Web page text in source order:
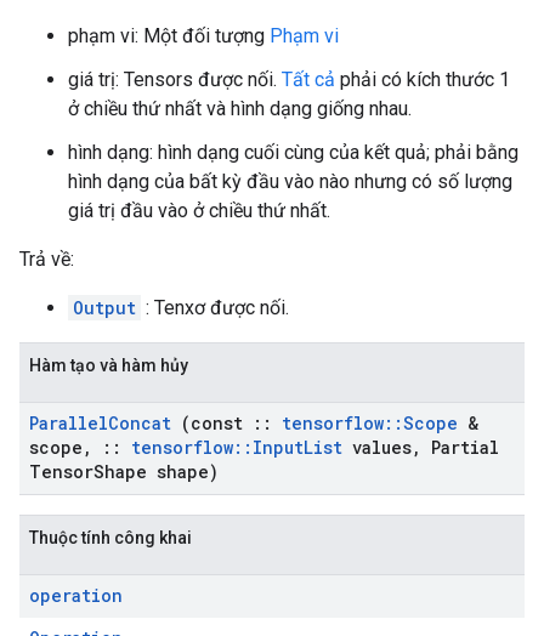
phạm vi: Một đối tượng Phạm vi
giá trị: Tensors được nối. Tất cả phải có kích thước 1
ở chiều thứ nhất và hình dạng giống nhau.
hình dạng: hình dạng cuối cùng của kết quả; phải bằng
hình dạng của bất kỳ đầu vào nào nhưng có số lượng
giá trị đầu vào ở chiều thứ nhất.
Trả về:
Output : Tenxơ được nối.
Hàm tạo và hàm hủy
ParallelConcat (const :: tensorflow::Scope &
scope , :: tensorflow:: InputList values,
Partial
TensorShape shape)
Thuộc tính công khai
operation